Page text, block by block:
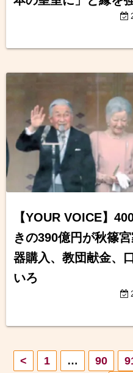
【YOUR VOICE】
きの390億円が秋篠
器購入、教団献金、
いろ
< 1 … 90